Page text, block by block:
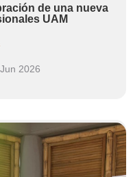
de una nueva
UAM
2026